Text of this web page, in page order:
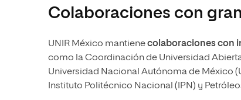
Colaboraciones con
UNIR México mantienecolaboraciones con
como la Coordinación de Universidad
Universidad Nacional Autónoma de México
Instituto Politécnico Nacional (IPN) y